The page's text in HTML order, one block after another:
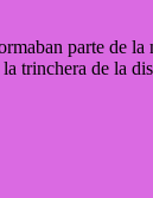
parte de
trinchera de la